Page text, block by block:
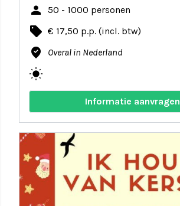
person 50 - 1000 personen
local_offer € 17,50 p.p. (incl. btw)
where_to_vote Overal in Nederland
wb_sunny
Informatie aanvragen